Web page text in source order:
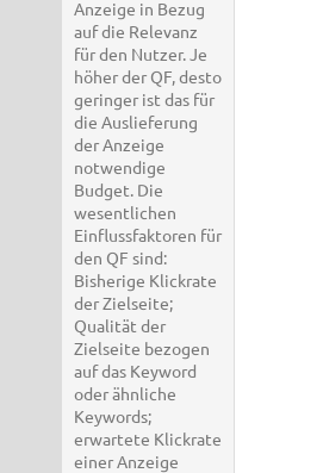
Anzeige in Bezug
auf die Relevanz
für den Nutzer. Je
höher der QF, desto
geringer ist das für
die Auslieferung
der Anzeige
notwendige
Budget. Die
wesentlichen
Einflussfaktoren für
den QF sind:
Bisherige Klickrate
der Zielseite;
Qualität der
Zielseite bezogen
auf das Keyword
oder ähnliche
Keywords;
erwartete Klickrate
einer Anzeige